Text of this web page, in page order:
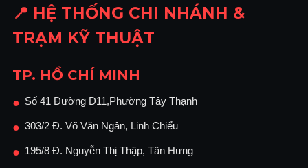
📍 HỆ THỐNG CHI NHÁNH &
TRẠM KỸ THUẬT
TP. HỒ CHÍ MINH
● Số 41 Đường D11,Phường Tây Thạnh
● 303/2 Đ. Võ Văn Ngân, Linh Chiểu
● 195/8 Đ. Nguyễn Thị Thập, Tân Hưng